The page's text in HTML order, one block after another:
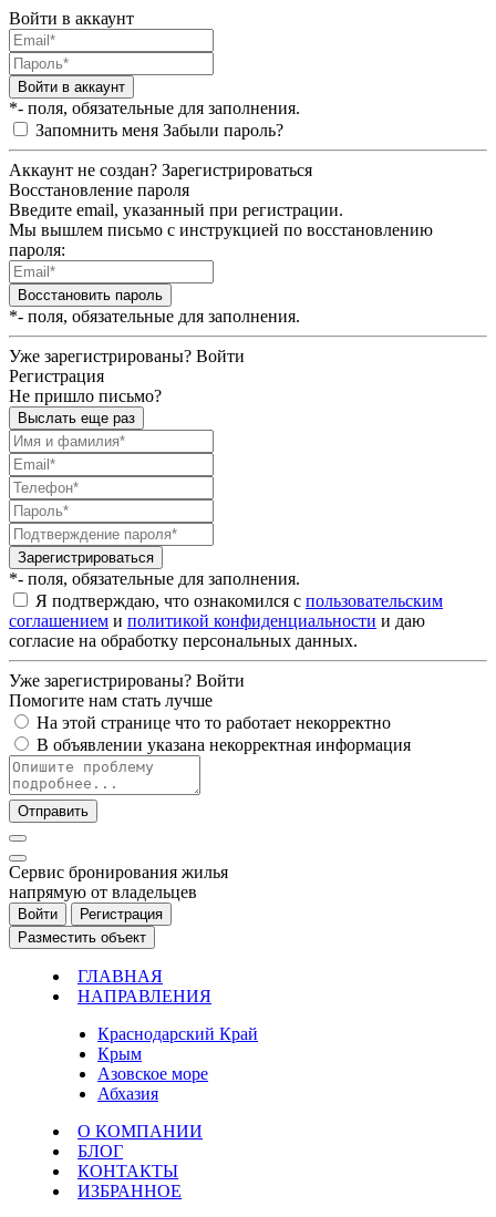
Войти в аккаунт
Войти в аккаунт
*- поля, обязательные для заполнения.
Запомнить меня Забыли пароль?
Аккаунт не создан? Зарегистрироваться
Восстановление пароля
Введите email, указанный при регистрации.
Мы вышлем письмо с инструкцией по восстановлению
пароля:
Восстановить пароль
*- поля, обязательные для заполнения.
Уже зарегистрированы? Войти
Регистрация
Не пришло письмо?
Выслать еще раз
Зарегистрироваться
*- поля, обязательные для заполнения.
Я подтверждаю, что ознакомился с пользовательским
соглашением и политикой конфиденциальности и даю
согласие на обработку персональных данных.
Уже зарегистрированы? Войти
Помогите нам стать лучше
На этой странице что то работает некорректно
В объявлении указана некорректная информация
Отправить
Cервис бронирования жилья
напрямую от владельцев
Войти
Регистрация
Разместить объект
ГЛАВНАЯ
НАПРАВЛЕНИЯ
Краснодарский Край
Крым
Азовское море
Абхазия
О КОМПАНИИ
БЛОГ
КОНТАКТЫ
ИЗБРАННОЕ